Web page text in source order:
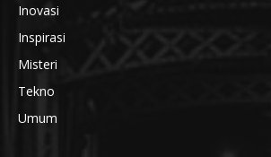
Inovasi
Inspirasi
Misteri
Tekno
Umum